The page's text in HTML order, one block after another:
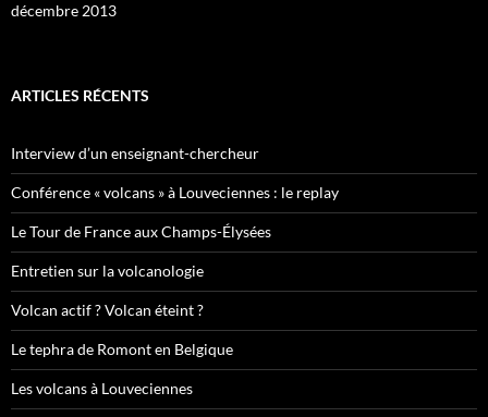
décembre 2013
ARTICLES RÉCENTS
Interview d’un enseignant-chercheur
Conférence « volcans » à Louveciennes : le replay
Le Tour de France aux Champs-Élysées
Entretien sur la volcanologie
Volcan actif ? Volcan éteint ?
Le tephra de Romont en Belgique
Les volcans à Louveciennes